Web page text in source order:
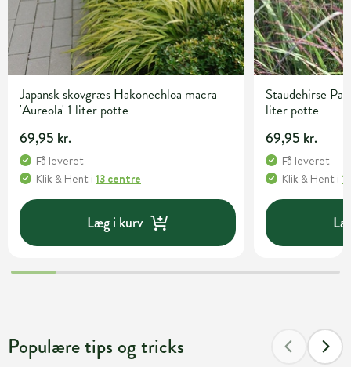
Japansk skovgræs Hakonechloa macra
'Aureola' 1 liter potte
69,95 kr.
Få leveret
Klik & Hent i 13 centre
Læg i kurv
Staudehirse
liter potte
69,95 kr.
Få leveret
Klik & Hent i
Populære tips og tricks